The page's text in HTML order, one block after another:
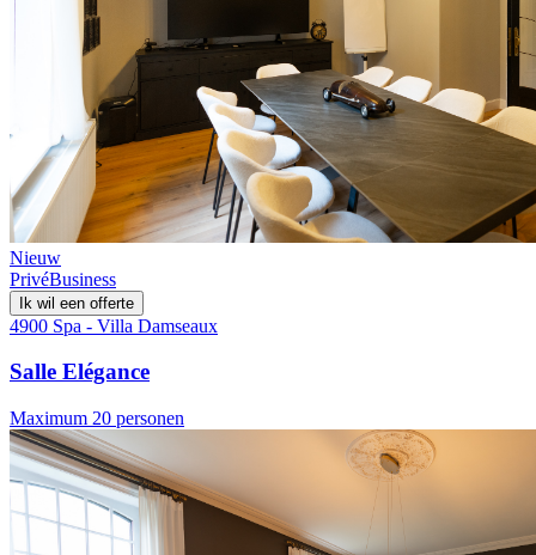
Nieuw
PrivéBusiness
Ik wil een offerte
4900 Spa - Villa Damseaux
Salle Elégance
Maximum 20 personen